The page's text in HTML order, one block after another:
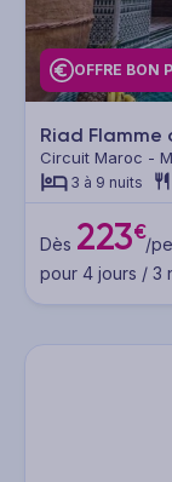
OFFRE BON
Riad Flamme
Circuit Maroc -
3 à 9 nuits
Dès 223€/
pour 4 jours / 3